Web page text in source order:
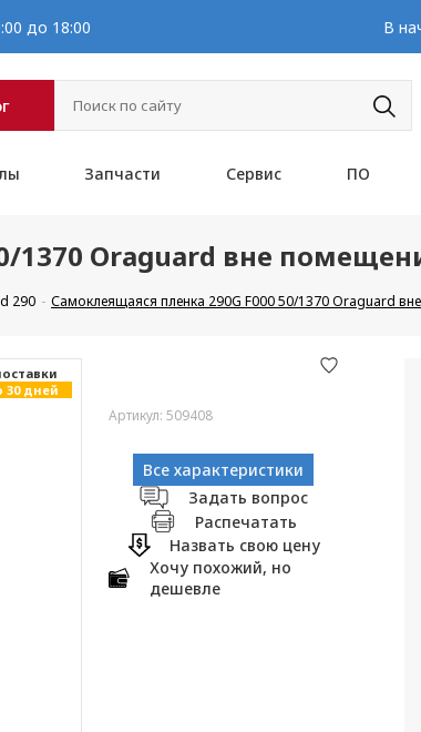
до 18:00 В
Запчасти Сервис ПО
1370 Oraguard вне
290 Самоклеящаяся пленка 290G F000 50/1370 Oraguard
30 дней
Артикул: 509408
Все характеристики
Задать вопрос
Распечатать
Назвать свою цену
Хочу похожий, но
дешевле